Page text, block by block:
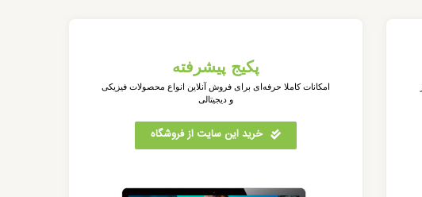
پکیج پیشرفته
امکانات کاملا حرفه‌ای برای فروش آنلاین انواع محصولات فیزیکی
و دیجیتالی
خرید این سایت از فروشگاه